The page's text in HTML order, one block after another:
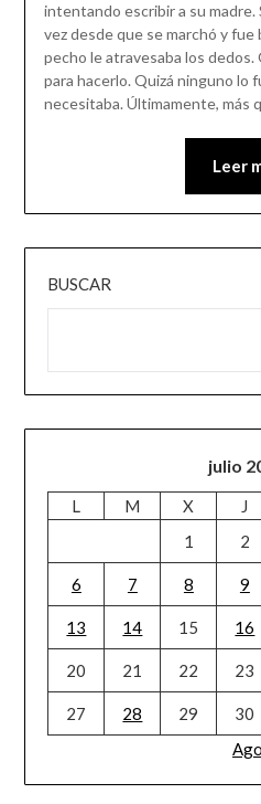
intentando escribir a su madre.
vez desde que se marchó y
pecho le atravesaba los dedos.
para hacerlo. Quizá ninguno lo
necesitaba. Últimamente, más
Leer
BUSCAR
julio
L M X J
1
2
6 7 8 9
13 14 15 16
20 21 22 23
27 28 29 30